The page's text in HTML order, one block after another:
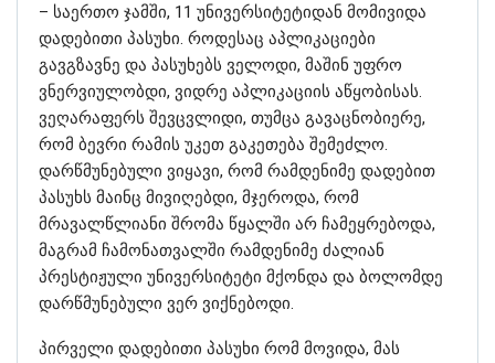
– საერთო ჯამში, 11 უნივერსიტეტიდან მომივიდა
დადებითი პასუხი. როდესაც აპლიკაციები
გავგზავნე და პასუხებს ველოდი, მაშინ უფრო
ვნერვიულობდი, ვიდრე აპლიკაციის აწყობისას.
ვეღარაფერს შევცვლიდი, თუმცა გავაცნობიერე,
რომ ბევრი რამის უკეთ გაკეთება შემეძლო.
დარწმუნებული ვიყავი, რომ რამდენიმე დადებით
პასუხს მაინც მივიღებდი, მჯეროდა, რომ
მრავალწლიანი შრომა წყალში არ ჩამეყრებოდა,
მაგრამ ჩამონათვალში რამდენიმე ძალიან
პრესტიჟული უნივერსიტეტი მქონდა და ბოლომდე
დარწმუნებული ვერ ვიქნებოდი.
პირველი დადებითი პასუხი რომ მოვიდა, მას